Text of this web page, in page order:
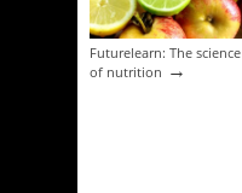
Futurelearn: The science
of nutrition →